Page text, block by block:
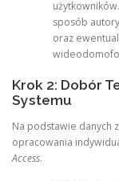
sposób
oraz
Krok 2: Dobór
Systemu
Na podstawie danych
opracowania
Access.